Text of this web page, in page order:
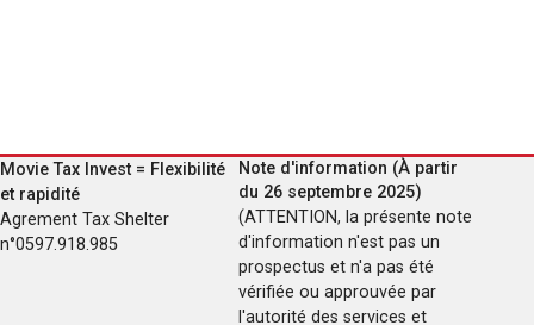
Movie Tax Invest = Flexibilité
et rapidité
Agrement Tax Shelter
n°0597.918.985
Note d'information (À partir
du 26 septembre 2025)
(ATTENTION, la présente note
d'information n'est pas un
prospectus et n'a pas été
vérifiée ou approuvée par
l'autorité des services et